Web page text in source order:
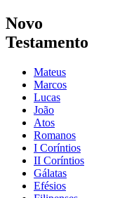
Novo
Testamento
Mateus
Marcos
Lucas
João
Atos
Romanos
I Coríntios
II Coríntios
Gálatas
Efésios